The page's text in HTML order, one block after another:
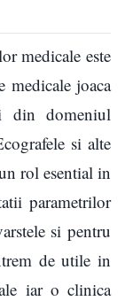
medicale este
medicale joaca
din domeniul
si alte
rol esential in
parametrilor
si pentru
de utile in
iar o clinica